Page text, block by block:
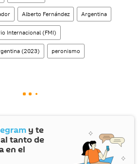
Alberto Fernández Argentina
Internacional (FMI)
(2023) peronismo
y te
tanto de
en el